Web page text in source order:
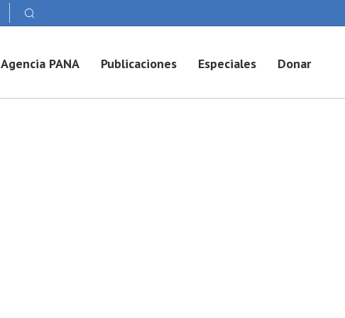
Agencia PANA Publicaciones Especiales Donar